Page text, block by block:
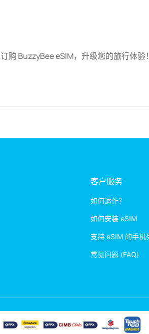
购 BuzzyBee eSIM，升级您的旅行体验！
客户服务
如何运作？
如何安装 eSIM
支持 eSIM 的手机
常见问题 (FAQ)